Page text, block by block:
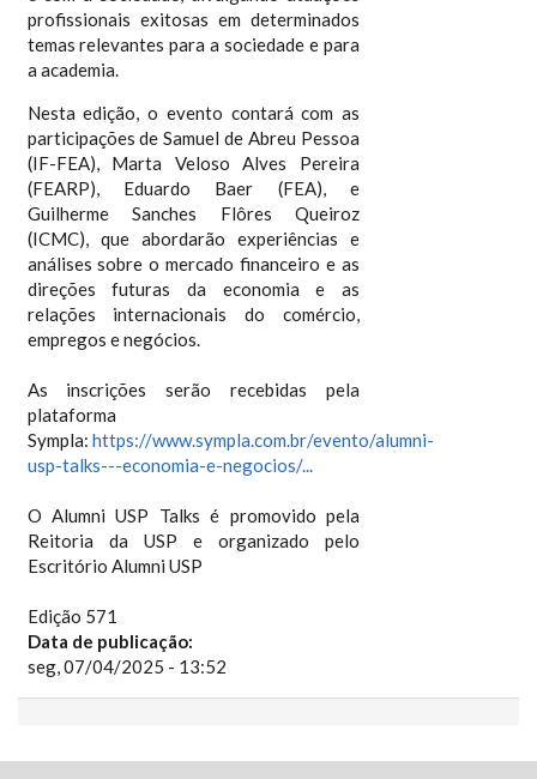
profissionais exitosas em determinados
temas relevantes para a sociedade e para
a academia.
Nesta edição, o evento contará com as
participações de Samuel de Abreu Pessoa
(IF-FEA), Marta Veloso Alves Pereira
(FEARP), Eduardo Baer (FEA), e
Guilherme Sanches Flôres Queiroz
(ICMC), que abordarão experiências e
análises sobre o mercado financeiro e as
direções futuras da economia e as
relações internacionais do comércio,
empregos e negócios.
As inscrições serão recebidas pela
plataforma
Sympla: https://www.sympla.com.br/evento/alumni-
usp-talks---economia-e-negocios/...
O Alumni USP Talks é promovido pela
Reitoria da USP e organizado pelo
Escritório Alumni USP
Edição 571
Data de publicação:
seg, 07/04/2025 - 13:52